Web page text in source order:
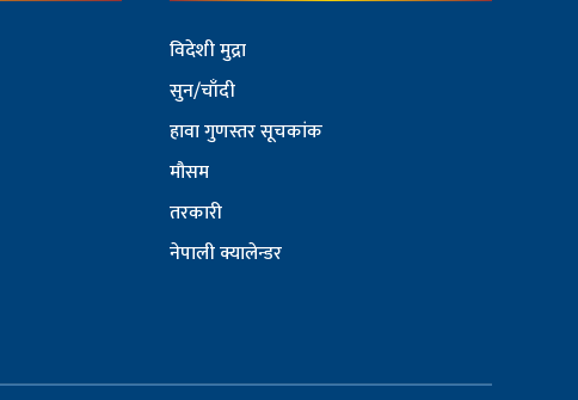
विदेशी मुद्रा
सुन/चाँदी
हावा गुणस्तर सूचकांक
मौसम
तरकारी
नेपाली क्यालेन्डर